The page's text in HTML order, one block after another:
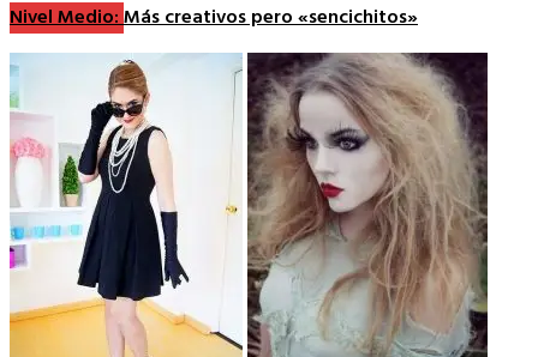
Nivel Medio:Más creativos pero «sencichitos»